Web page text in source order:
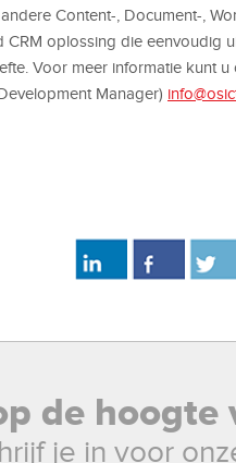
Content-, Document-,
CRM oplossing die eenvoudig
Voor meer informatie kunt u
Manager)
de hoogte
je in voor